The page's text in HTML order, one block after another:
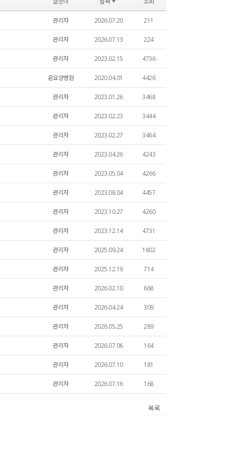
관리자 2026.07.20 211
관리자 2026.07.13 224
관리자 2023.02.15 4736
온요양병원 2020.04.01 4426
관리자 2023.01.26 3468
관리자 2023.02.23 3444
관리자 2023.02.27 3464
관리자 2023.04.26 4243
관리자 2023.05.04 4266
관리자 2023.08.04 4457
관리자 2023.10.27 4260
관리자 2023.12.14 4731
관리자 2025.09.24 1802
관리자 2025.12.19 714
관리자 2026.02.10 668
관리자 2026.04.24 309
관리자 2026.05.25 289
관리자 2026.07.06 164
관리자 2026.07.10 181
관리자 2026.07.16 168
목록